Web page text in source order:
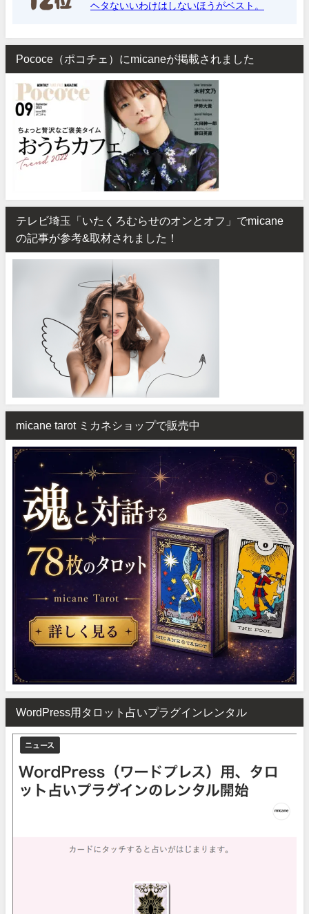
ヘタないいわけはしないほうがベスト。
Pococe（ポコチェ）にmicaneが掲載されました
テレビ埼玉「いたくろむらせのオンとオフ」でmicane
の記事が参考&取材されました！
micane tarot ミカネショップで販売中
WordPress用タロット占いプラグインレンタル